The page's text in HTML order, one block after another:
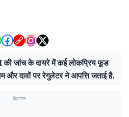
जांच के दायरे में कई लोकप्रिय फूड
और दावों पर रेगुलेटर ने आपत्ति जताई है.
विज्ञापन